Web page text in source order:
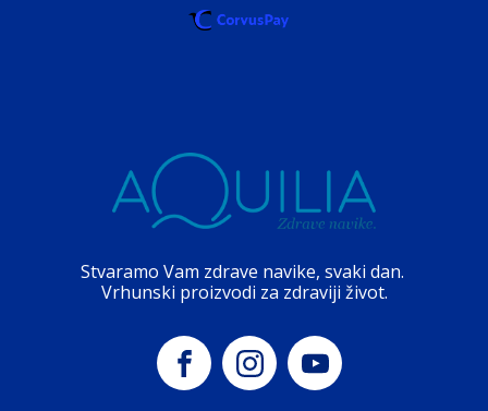
Stvaramo Vam zdrave navike, svaki dan.
Vrhunski proizvodi za zdraviji život.